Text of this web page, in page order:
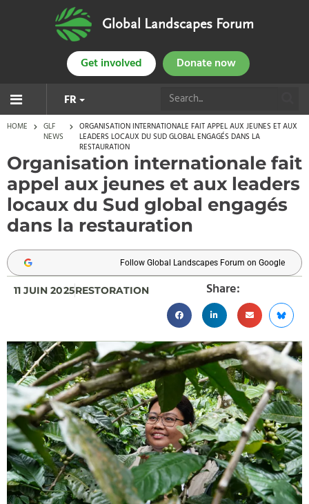
Global Landscapes Forum
Get involved Donate now
FR
HOME
GLF
NEWS
ORGANISATION INTERNATIONALE FAIT APPEL AUX JEUNES ET AUX
LEADERS LOCAUX DU SUD GLOBAL ENGAGÉS DANS LA
RESTAURATION
Organisation internationale fait
appel aux jeunes et aux leaders
locaux du Sud global engagés
dans la restauration
Follow Global Landscapes Forum on Google
11 JUIN 2025RESTORATION Share: